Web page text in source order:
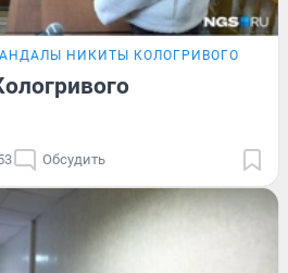
НИКИТЫ КОЛОГРИВОГО
Обсудить